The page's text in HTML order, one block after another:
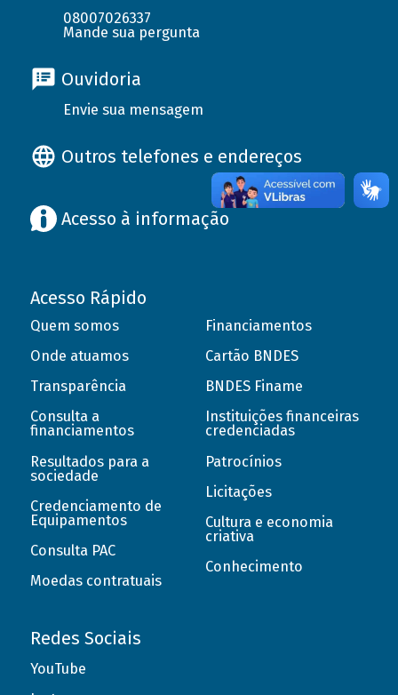
08007026337
Mande sua pergunta
Ouvidoria
Envie sua mensagem
Outros telefones e endereços
Acesso à informação
Acesso Rápido
Quem somos
Onde atuamos
Transparência
Consulta a
financiamentos
Resultados para a
sociedade
Credenciamento de
Equipamentos
Consulta PAC
Moedas contratuais
Financiamentos
Cartão BNDES
BNDES Finame
Instituições financeiras
credenciadas
Patrocínios
Licitações
Cultura e economia
criativa
Conhecimento
Redes Sociais
YouTube